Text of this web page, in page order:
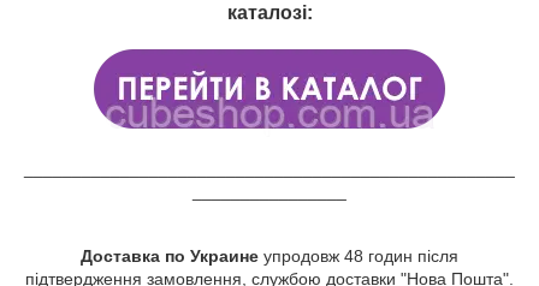
каталозі:
Доставка по Украине упродовж 48 годин після
підтвердження замовлення, службою доставки "Нова Пошта".